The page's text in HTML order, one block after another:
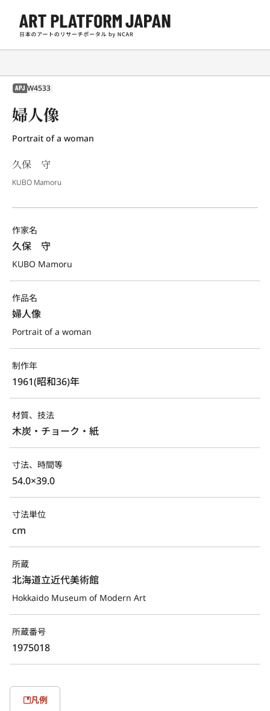
APJ W4533
婦人像
Portrait of a woman
久保 守
KUBO Mamoru
作家名
久保　守
KUBO Mamoru
作品名
婦人像
Portrait of a woman
制作年
1961(昭和36)年
材質、技法
木炭・チョーク・紙
寸法、時間等
54.0×39.0
寸法単位
cm
所蔵
北海道立近代美術館
Hokkaido Museum of Modern Art
所蔵番号
1975018
凡例